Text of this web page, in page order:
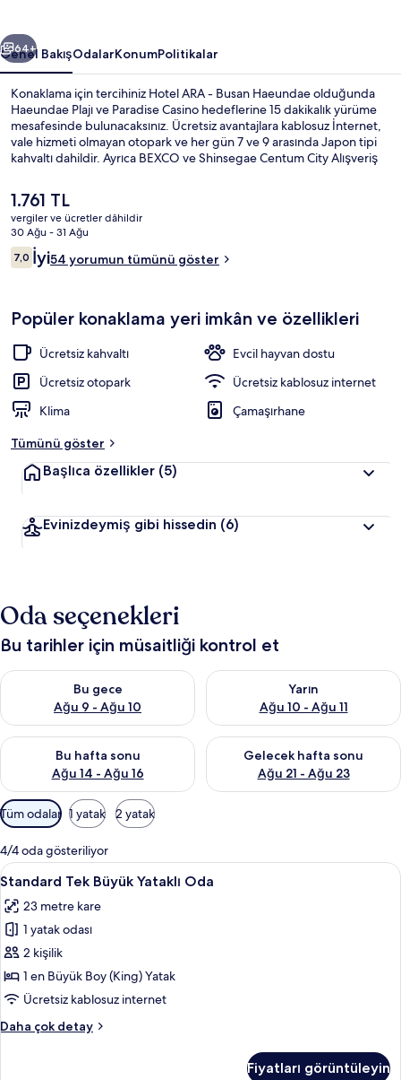
Sonraki
64+
Genel BakışOdalarKonumPolitikalar
Konaklama için tercihiniz Hotel ARA - Busan Haeundae olduğunda
Haeundae Plajı ve Paradise Casino hedeflerine 15 dakikalık yürüme
mesafesinde bulunacaksınız. Ücretsiz avantajlara kablosuz İnternet,
vale hizmeti olmayan otopark ve her gün 7 ve 9 arasında Japon tipi
kahvaltı dahildir. Ayrıca BEXCO ve Shinsegae Centum City Alışveriş
toplu taşımaya yakındır, Haeundae İstasyonu 7 dakikalık ve
Dongbaeg İstasyonu 10 dakikalık yürüme mesafesindedir.
Şu
anki
fiyat
1.761 TL
1.761 TL
vergiler ve ücretler dâhildir
30 Ağu - 31 Ağu
Yorumlar
7,07,0/10
İyi54 yorumun tümünü göster
Popüler konaklama yeri imkân ve özellikleri
Ücretsiz kahvaltı
Evcil hayvan dostu
Ücretsiz otopark
Ücretsiz kablosuz internet
Klima
Çamaşırhane
Tümünü göster
Başlıca özellikler (5)
Evinizdeymiş gibi hissedin (6)
Oda seçenekleri
Bu tarihler için müsaitliği kontrol et
Bu gece
Ağu 9 - Ağu 10
Bu gece için müsaitliği kontrol et Ağu 9 - Ağu 10
Yarın
Ağu 10 - Ağu 11
Yarın için müsaitliği kontrol et
Bu hafta sonu
Ağu 14 - Ağu 16
Bu hafta sonu için müsaitliği kontrol et Ağu 14 - Ağu 16
Gelecek hafta sonu
Ağu 21 - Ağu 23
Önümüzdeki hafta sonu için
Odalar
için
mevcut
filtreler
Tüm odalar 1 yatak 2 yatak
4/4 oda gösteriliyor
Standard
Tek
Büyük
Yataklı
Oda
için
tüm
görün
Standard Tek Büyük Yataklı Oda |
13
Standard Tek Büyük Yataklı Oda
23 metre kare
1 yatak odası
2 kişilik
1 en Büyük Boy (King) Yatak
Ücretsiz kablosuz internet
Daha çok detay
Standard
Fiyatları görüntüleyin